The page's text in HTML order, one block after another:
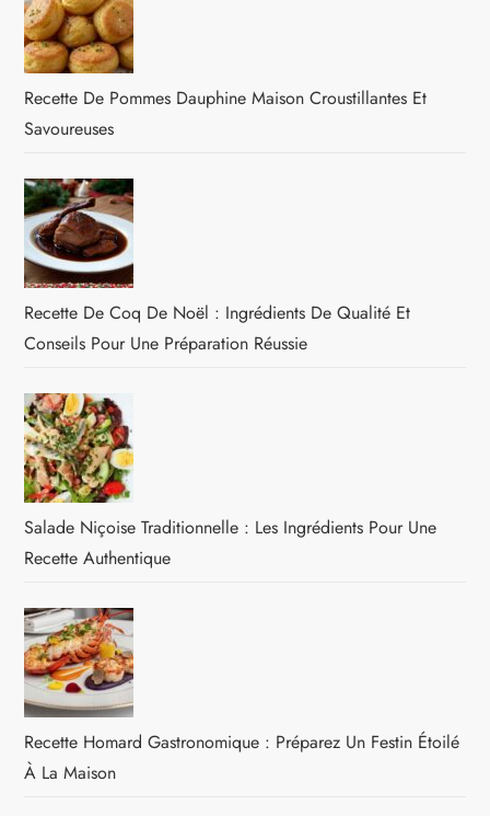
Recette De Pommes Dauphine Maison Croustillantes Et
Savoureuses
Recette De Coq De Noël : Ingrédients De Qualité Et
Conseils Pour Une Préparation Réussie
Salade Niçoise Traditionnelle : Les Ingrédients Pour Une
Recette Authentique
Recette Homard Gastronomique : Préparez Un Festin Étoilé
À La Maison